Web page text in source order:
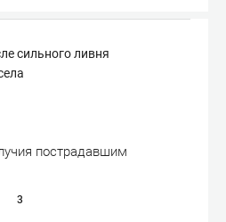
сильного ливня
пострадавшим
3